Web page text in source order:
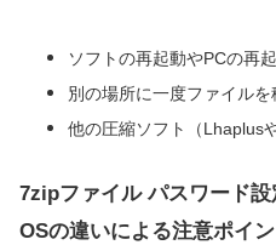
ソフトの再起動やPCの再
別の場所に一度ファイル
他の圧縮ソフト（Lhaplus
7zipファイル パスワード
OSの違いによる注意ポイ